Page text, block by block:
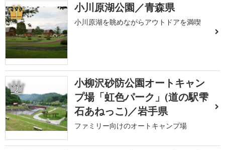
1 小川原湖公園／青森県
小川原湖を眺めながらアウトドアを満喫
2
小柳沢砂防公園オートキャン
プ場「虹色パーク」(道の駅雫
石あねっこ)／岩手県
ファミリー向けのオートキャンプ場